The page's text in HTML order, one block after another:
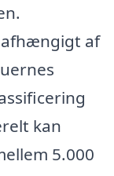
af
kan
5.000